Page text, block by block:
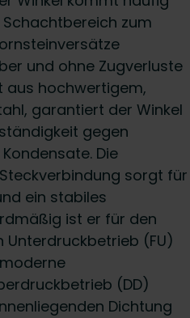
zum
und ohne Zugverluste
aus hochwertigem,
garantiert der Winkel
gegen
Die
sorgt für
ein stabiles
ist er für den
(FU)
(DD)
Dichtung